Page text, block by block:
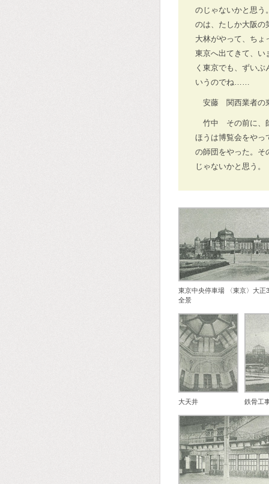
のじゃないかと思う
のは、たしか大阪の
大林がやって、ちょ
東京へ出てきて、い
く東京でも、ずい
いうのでね……
安藤 関西業者
竹中 その前に、
ほうは博覧会をやっ
の師団をやった。そ
じゃないかと思う。
東京中央停車場 〈東京〉大正
全景
大天井 鉄骨工